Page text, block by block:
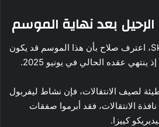
بعد نهاية الموسم
ةفي حديثه إلى Sky Sports، اعترف صلاح بأن هذا الموسم قد يكون
ينتهي عقده الحالي في يونيو 2025.
لصيف الانتقالات، فإن نشاط ليفربول
الانتقالات، فقد أبرموا صفقات
كييزا.